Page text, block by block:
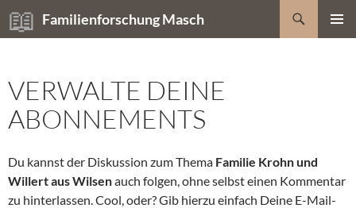
Zum
Inhalt
Familienforschung Masch
Suchen
VERWALTE DEINE
ABONNEMENTS
Du kannst der Diskussion zum Thema Familie Krohn und
Willert aus Wilsenauch folgen, ohne selbst einen Kommentar
zu hinterlassen. Cool, oder? Gib hierzu einfach Deine E-Mail-